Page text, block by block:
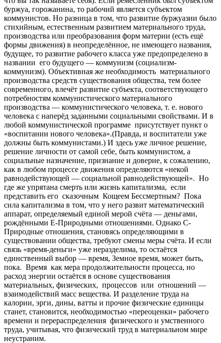
буржуа, горожанина, то рабочий является субъектом
коммунистов. Но разница в том, что развитие буржуазии было
стихийным, естественным развитием материального труда,
производства или преобразования форм материи (есть ещё
формы движения) в неопределённое, не имеющего названия,
будущее, то развитие рабочего класса уже предопределено в
названии его будущего — коммунизм (социализм-
коммунизм). Объективная же необходимость материального
производства средств существования общества, тем более
современного, влечёт развитие субъекта, соответствующего
потребностям коммунистического материального
производства — коммунистического человека, т. е. нового
человека с наперёд заданными социальными свойствами. И в
любой коммунистической программе присутствует пункт о
«воспитании нового человека».(Правда, и воспитатели уже
должны быть коммунистами.) И здесь уже личное решение,
решение личности от самой себе, быть коммунистом, а
социальные назначение, признание и доверие, к сожалению,
как в любом процессе движения определяются «некой
равнодействующей — социальной равнодействующей». Но
где же упрятана смерть или жизнь капитализма, если
представить его сказочным Кощеем Бессмертным? Пока
сила капитализма в том, что у него развит математический
аппарат, определяемый единой мерой счёта — деньгами,
рождёнными Е-Природными отношениями. Однако С-
Природные отношения, становясь определяющими в
существовании общества, требуют смены меры счёта. И если
связь «время-деньги» уже неразделима, то остаётся
единственный выбор — время, Земное время, может быть,
пока. Время как мера продолжительности процесса, но
расход энергии остаётся в основе существования
материальных, физических, процессов или отношений —
взаимодействий масс вещества. И разделение труда на
калории, эрги, дины, ватты и прочие физические единицы
станет, становится, необходимостью «переоценки» рабочего
времени и перераспределения физического и умственного
труда, учитывая, что физический труд в материальном мире
неустраним.